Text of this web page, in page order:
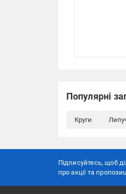
Популярні
Круги
Підписуйтесь, щоб
про акції та